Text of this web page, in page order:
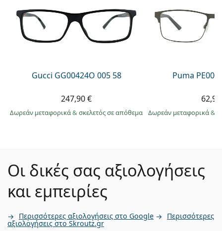
Gucci GG00424O 005 58
247,90 €
Δωρεάν μεταφορικά& σκελετός σε απόθεμα
Puma
Δωρεάν μεταφορικά&
Οι δικές σας αξιολογήσεις
και εμπειρίες
Περισσότερες αξιολογήσεις στο Google Περισσότερες
αξιολογήσεις στο Skroutz.gr